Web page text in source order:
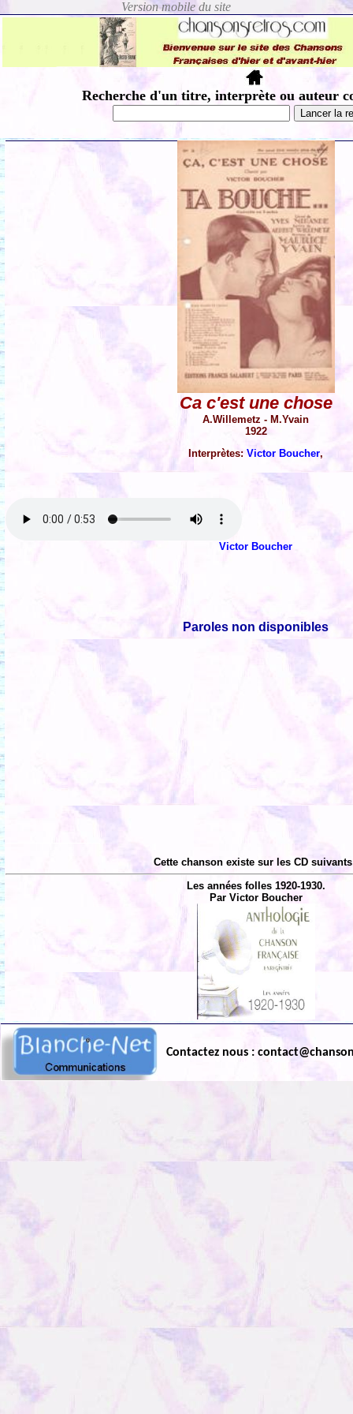
Recherche d'un titre, interprète ou auteur
Ca c'est une chose
A.Willemetz - M.Yvain
1922
Interprètes:Victor Boucher,
Victor Boucher
Paroles non disponibles
Cette chanson existe sur les CD
Les années folles 1920-1930.
Par Victor Boucher
Contactez nous :